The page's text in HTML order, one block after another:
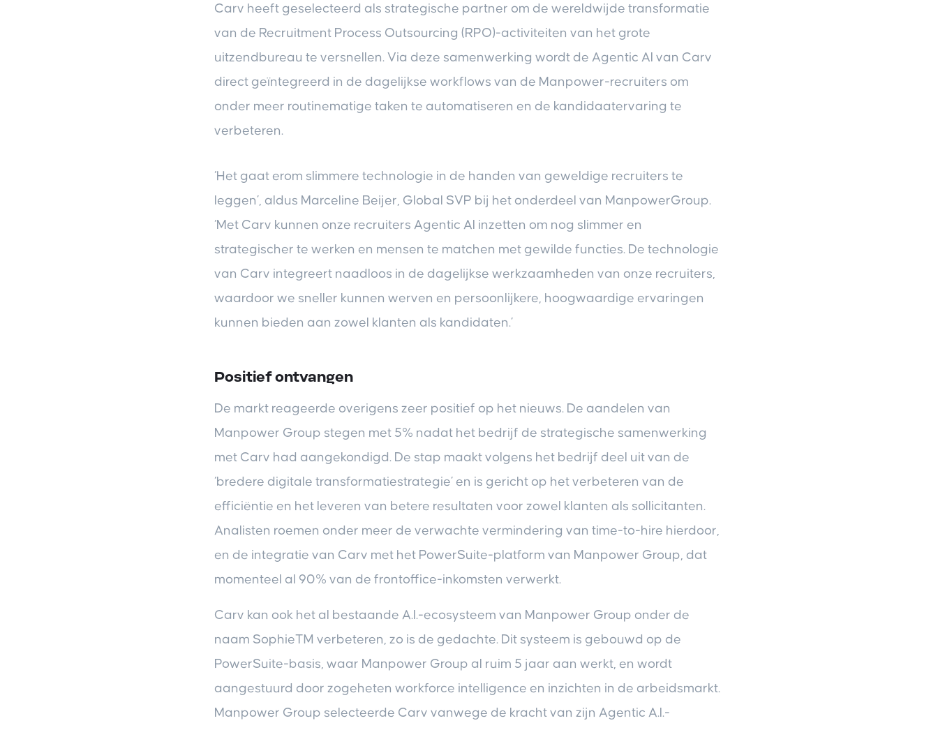
Carv heeft geselecteerd als strategische partner om de wereldwijde transformatie
van de Recruitment Process Outsourcing (RPO)-activiteiten van het grote
uitzendbureau te versnellen. Via deze samenwerking wordt de Agentic AI van Carv
direct geïntegreerd in de dagelijkse workflows van de Manpower-recruiters om
onder meer routinematige taken te automatiseren en de kandidaatervaring te
verbeteren.
‘Het gaat erom slimmere technologie in de handen van geweldige recruiters te
leggen’, aldus Marceline Beijer, Global SVP bij het onderdeel van ManpowerGroup.
‘Met Carv kunnen onze recruiters Agentic AI inzetten om nog slimmer en
strategischer te werken en mensen te matchen met gewilde functies. De technologie
van Carv integreert naadloos in de dagelijkse werkzaamheden van onze recruiters,
waardoor we sneller kunnen werven en persoonlijkere, hoogwaardige ervaringen
kunnen bieden aan zowel klanten als kandidaten.’
Positief ontvangen
De markt reageerde overigens zeer positief op het nieuws. De aandelen van
Manpower Group stegen met 5% nadat het bedrijf de strategische samenwerking
met Carv had aangekondigd. De stap maakt volgens het bedrijf deel uit van de
‘bredere digitale transformatiestrategie’ en is gericht op het verbeteren van de
efficiëntie en het leveren van betere resultaten voor zowel klanten als sollicitanten.
Analisten roemen onder meer de verwachte vermindering van time-to-hire hierdoor,
en de integratie van Carv met het PowerSuite-platform van Manpower Group, dat
momenteel al 90% van de frontoffice-inkomsten verwerkt.
Carv kan ook het al bestaande A.I.-ecosysteem van Manpower Group onder de
naam Sophie™ verbeteren, zo is de gedachte. Dit systeem is gebouwd op de
PowerSuite-basis, waar Manpower Group al ruim 5 jaar aan werkt, en wordt
aangestuurd door zogeheten workforce intelligence en inzichten in de arbeidsmarkt.
Manpower Group selecteerde Carv vanwege de kracht van zijn Agentic A.I.-